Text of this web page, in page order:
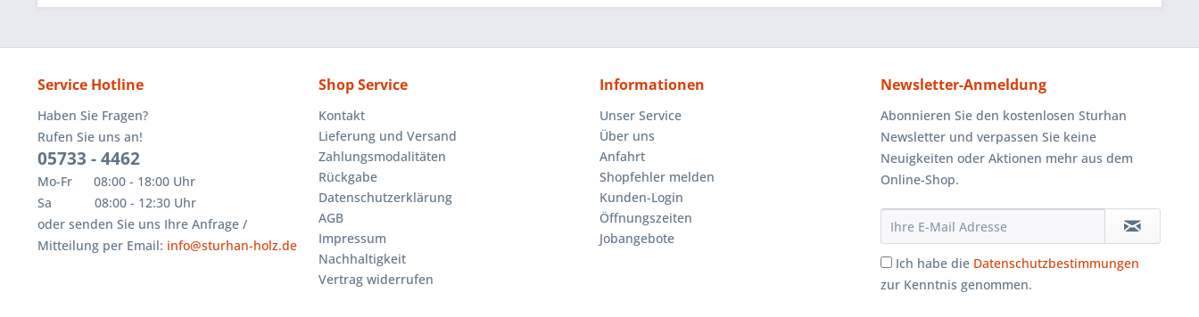
Service Hotline
Haben Sie Fragen?
Rufen Sie uns an!
05733 - 4462
Mo-Fr 08:00 - 18:00 Uhr
Sa 08:00 - 12:30 Uhr
oder senden Sie uns Ihre Anfrage /
Mitteilung per Email: info@sturhan-holz.de
Shop Service
Kontakt
Lieferung und Versand
Zahlungsmodalitäten
Rückgabe
Datenschutzerklärung
AGB
Impressum
Nachhaltigkeit
Vertrag widerrufen
Informationen
Unser Service
Über uns
Anfahrt
Shopfehler melden
Kunden-Login
Öffnungszeiten
Jobangebote
Newsletter-Anmeldung
Abonnieren Sie den kostenlosen Sturhan
Newsletter und verpassen Sie keine
Neuigkeiten oder Aktionen mehr aus dem
Online-Shop.
Ich habe die Datenschutzbestimmungen
zur Kenntnis genommen.